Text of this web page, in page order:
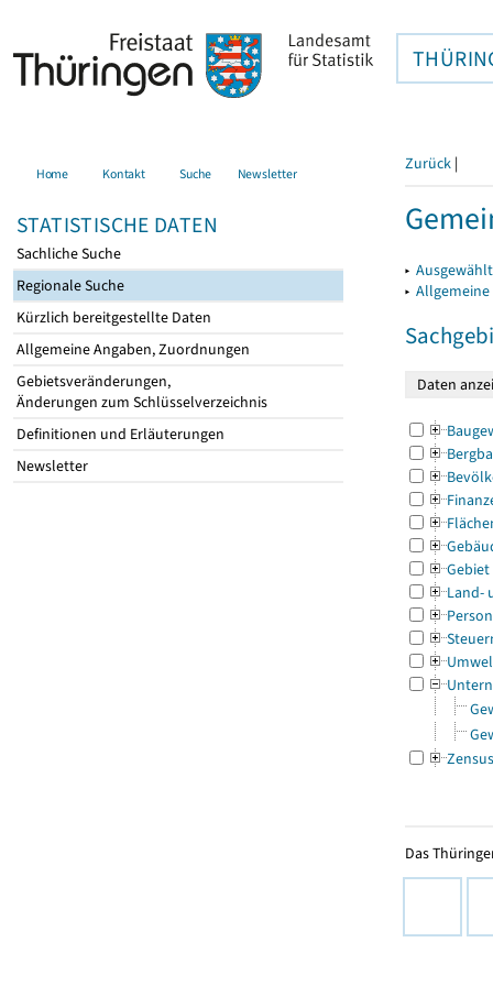
Home Kontakt Suche Newsletter
STATISTISCHE DATEN
Sachliche Suche
Regionale Suche
Kürzlich bereitgestellte Daten
Allgemeine Angaben, Zuordnungen
Gebietsveränderungen,
Änderungen zum Schlüsselverzeichnis
Definitionen und Erläuterungen
Newsletter
Zurück |
▸
▸
Gebiet
Land-
Zensus
Das